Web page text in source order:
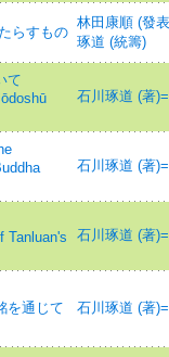
らすもの
林田康順 (發
琢道 (統籌)
て
石川琢道 (著
石川琢道 (著
Tanluan's
石川琢道 (著
を通じて 石川琢道 (著